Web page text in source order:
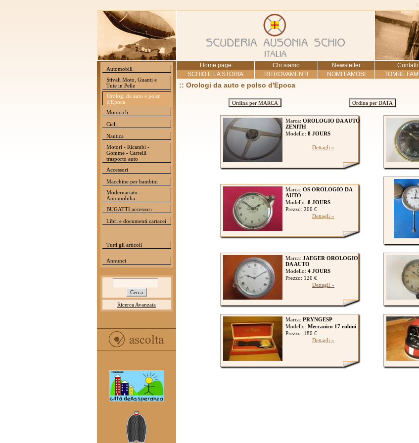
Automobili
Stivali Moto, Guanti e
Tute in Pelle
Orologi da auto e polso
d'Epoca
Motocicli
Cicli
Nautica
Motori - Ricambi -
Gomme - Carrelli
trasporto auto
Accessori
Macchine per bambini
Modernariato -
Automobilia
BUGATTI accessori
Libri e documenti cartacei
Tutti gli articoli
Annunci
Ricerca Avanzata
Home page Chi siamo Newsletter Contatti
SCHIO E LA STORIA
RITROVAMENTI NOMI FAMOSI TOMBE
:: Orologi da auto e polso d'Epoca
Ordina per MARCA Ordina per DATA
Marca: OROLOGIO DA AUTO
ZENITH
Modello: 8 JOURS
Dettagli »
Marca: OS OROLOGIO DA
AUTO
Modello: 8 JOURS
Prezzo: 200 €
Dettagli »
Marca: JAEGER OROLOGIO
DA AUTO
Modello: 4 JOURS
Prezzo: 120 €
Dettagli »
Marca: PRYNGESP
Modello: Meccanico 17 rubini
Prezzo: 180 €
Dettagli »